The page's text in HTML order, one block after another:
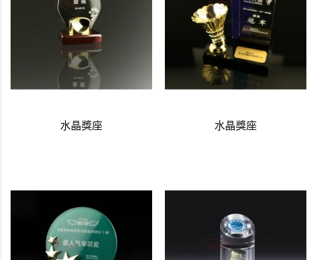
水晶獎座 水晶獎座